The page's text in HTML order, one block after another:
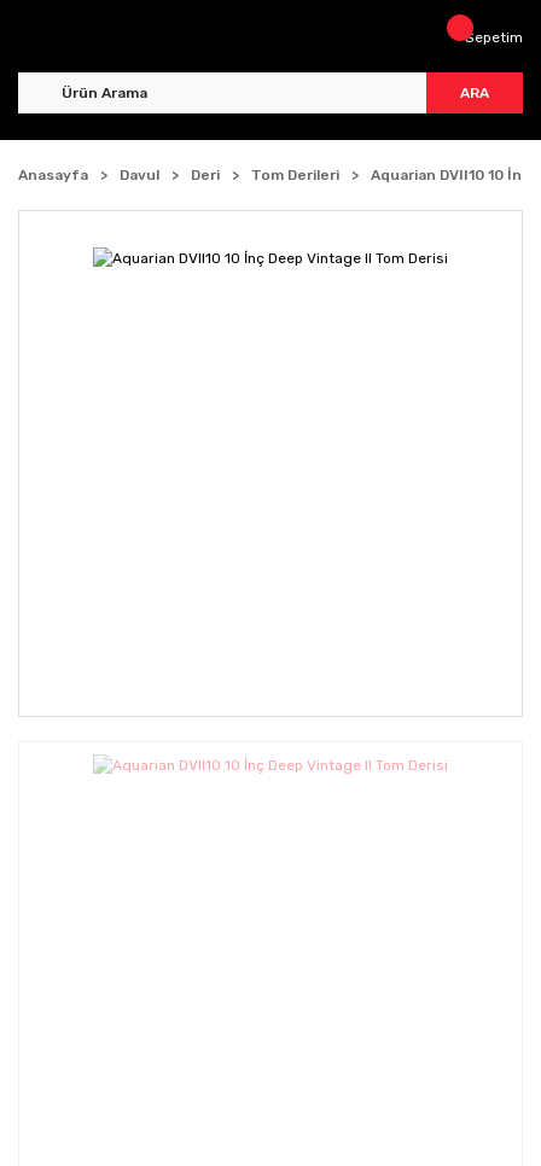
ARA
Sepetim
Anasayfa Davul Deri Tom Derileri Aquarian DVII10 10 İnç